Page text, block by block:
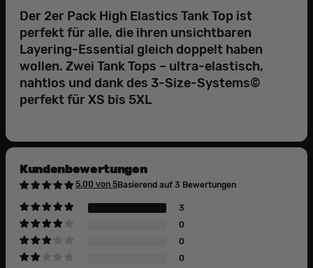
Der 2er Pack High Elastics Tank Top ist
perfekt für alle, die ihren unsichtbaren
Layering-Essential gleich doppelt haben
wollen. Zwei Tank Tops – ultra-elastisch,
nahtlos und dank des 3-Size-Systems©
perfekt für XS bis 5XL
Kundenbewertungen
5.00 von 5Basierend auf 3 Bewertungen
3
0
0
0